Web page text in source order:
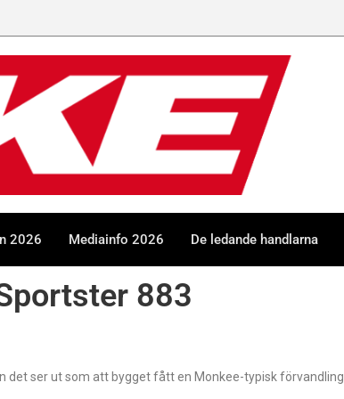
2026 Mediainfo 2026 De ledande handlarna
883
ser ut som att bygget fått en Monkee-typisk förvandling.